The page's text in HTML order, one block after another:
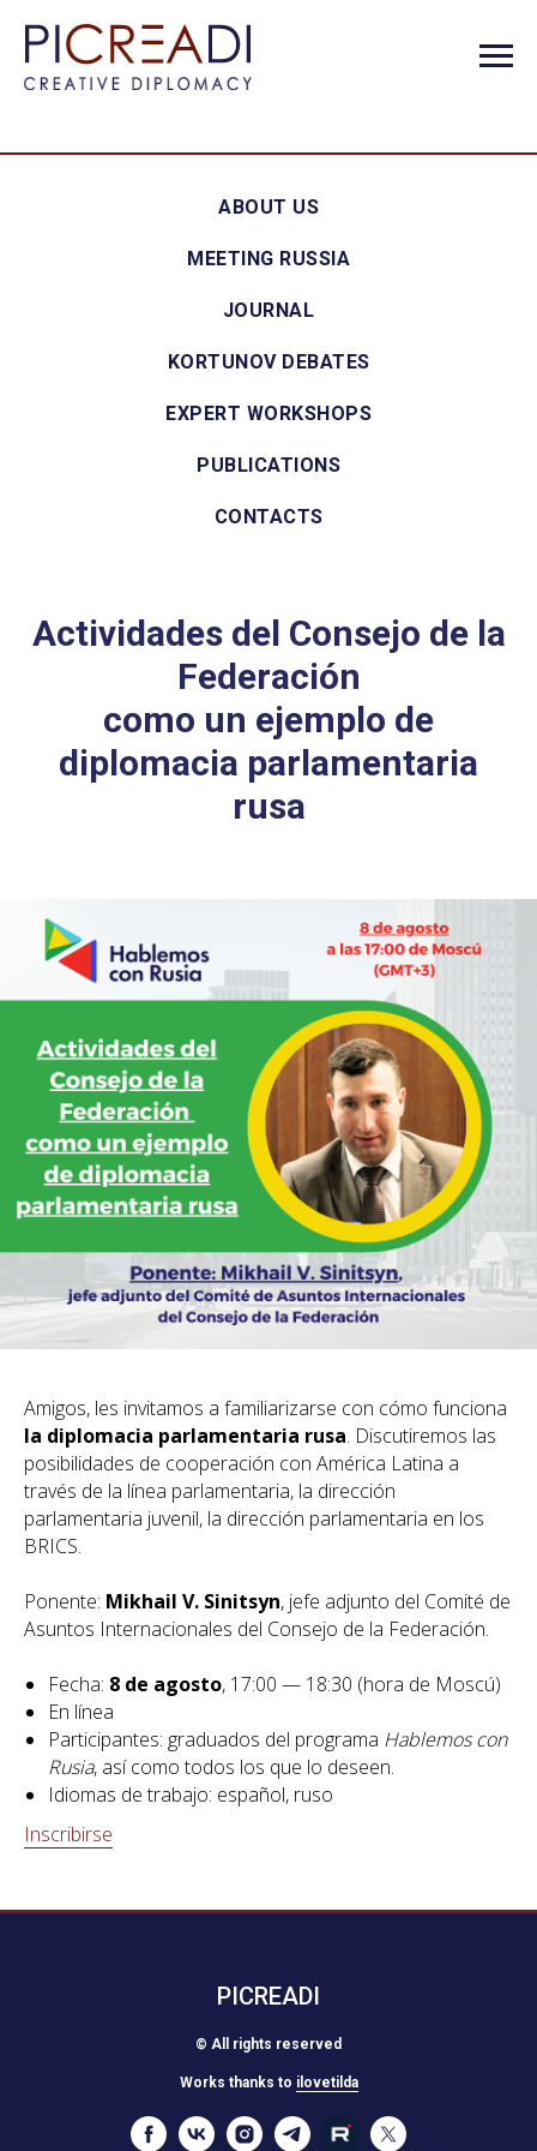
ABOUT US
MEETING RUSSIA
JOURNAL
KORTUNOV DEBATES
EXPERT WORKSHOPS
PUBLICATIONS
CONTACTS
Actividades del Consejo de la
Federación
como un ejemplo de
diplomacia parlamentaria
rusa
Amigos, les invitamos a familiarizarse con cómo funciona
la diplomacia parlamentaria rusa. Discutiremos las
posibilidades de cooperación con América Latina a
través de la línea parlamentaria, la dirección
parlamentaria juvenil, la dirección parlamentaria en los
BRICS.
Ponente: Mikhail V. Sinitsyn, jefe adjunto del Comité de
Asuntos Internacionales del Consejo de la Federación.
Fecha: 8 de agosto, 17:00 — 18:30 (hora de Moscú)
En línea
Participantes: graduados del programa Hablemos con
Rusia, así como todos los que lo deseen.
Idiomas de trabajo: español, ruso
Inscribirse
PICREADI
© All rights reserved
Works thanks to ilovetilda